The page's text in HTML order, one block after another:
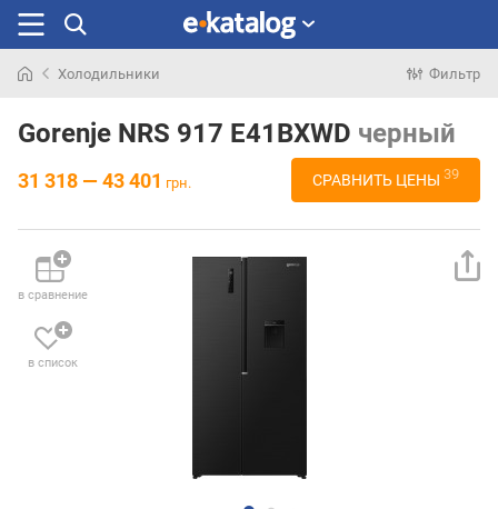
раньше
Холодильники Фильтр
Gorenje NRS 917 E41BXWD черный
31 318 — 43 401 грн. СРАВНИТЬ ЦЕНЫ 39
в сравнение
в список